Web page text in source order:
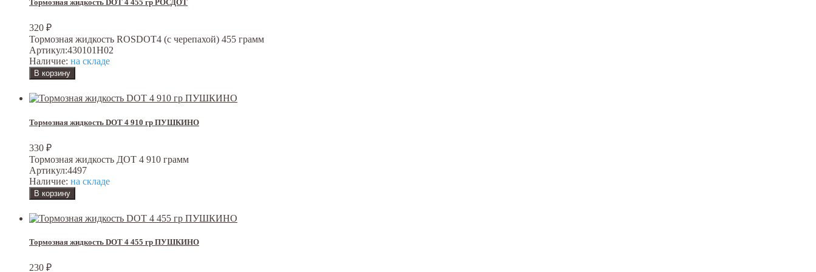
Тормозная жидкость DOT 4 455 гр РОСДОТ
320 ₽
Тормозная жидкость ROSDOT4 (с черепахой) 455 грамм
Артикул:430101Н02
Наличие: на складе
Тормозная жидкость DOT 4 910 гр ПУШКИНО
330 ₽
Тормозная жидкость ДОТ 4 910 грамм
Артикул:4497
Наличие: на складе
Тормозная жидкость DOT 4 455 гр ПУШКИНО
230 ₽